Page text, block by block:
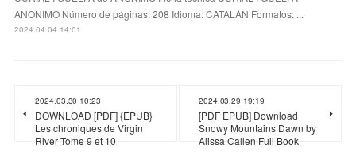
ANONIMO Número de páginas: 208 Idioma: CATALÁN Formatos: ...
2024.04.04 14:01
2024.03.30 10:23
DOWNLOAD [PDF] {EPUB}
Les chroniques de Virgin
River Tome 9 et 10
2024.03.29 19:19
[PDF EPUB] Download
Snowy Mountains Dawn by
Alissa Callen Full Book